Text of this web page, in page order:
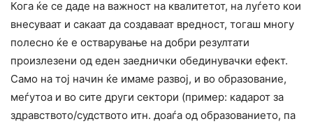
Кога ќе се даде на важност на квалитетот, на луѓето кои
внесуваат и сакаат да создаваат вредност, тогаш многу
полесно ќе е остварување на добри резултати
произлезени од еден заеднички обединувачки ефект.
Само на тој начин ќе имаме развој, и во образование,
меѓутоа и во сите други сектори (пример: кадарот за
здравството/судството итн. доаѓа од образованието, па